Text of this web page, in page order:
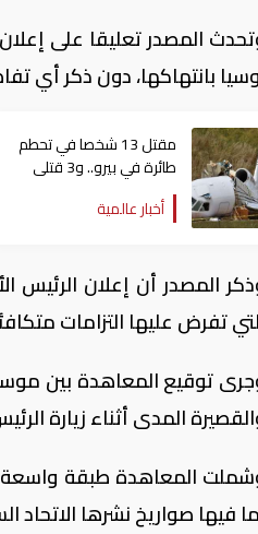
المصدر تعليقا على
بانتهاكها، دون ذكر أي
مقتل 13 شخصا في تحطم
طائرة في بيرو.. و3 قتلى
في انفجار وسط موسكو
أخبار عالمية
المصدر أن إعلان الرئيس
تفرض عليها التزامات
توقيع المعاهدة بين
المدى أثناء زيارة الرئيس
فيها صواريخ نشرها الاتحاد السوفيتي في كوبا عام